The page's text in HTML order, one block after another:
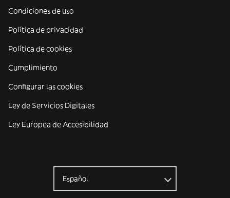
Condiciones de uso
Política de privacidad
Política de cookies
Cumplimiento
Configurar las cookies
Ley de Servicios Digitales
Ley Europea de Accesibilidad